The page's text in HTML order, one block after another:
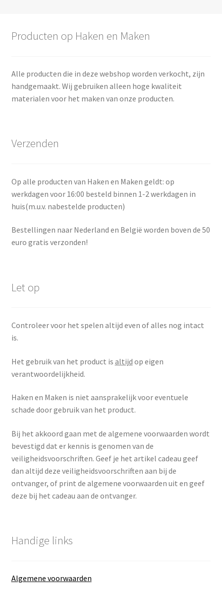
Producten op Haken en Maken
Alle producten die in deze webshop worden verkocht, zijn
handgemaakt. Wij gebruiken alleen hoge kwaliteit
materialen voor het maken van onze producten.
Verzenden
Op alle producten van Haken en Maken geldt: op
werkdagen voor 16:00 besteld binnen 1-2 werkdagen in
huis(m.u.v. nabestelde producten)
Bestellingen naar Nederland en België worden boven de 50
euro gratis verzonden!
Let op
Controleer voor het spelen altijd even of alles nog intact
is.
Het gebruik van het product is altijd op eigen
verantwoordelijkheid.
Haken en Maken is niet aansprakelijk voor eventuele
schade door gebruik van het product.
Bij het akkoord gaan met de algemene voorwaarden wordt
bevestigd dat er kennis is genomen van de
veiligheidsvoorschriften. Geef je het artikel cadeau geef
dan altijd deze veiligheidsvoorschriften aan bij de
ontvanger, of print de algemene voorwaarden uit en geef
deze bij het cadeau aan de ontvanger.
Handige links
Algemene voorwaarden